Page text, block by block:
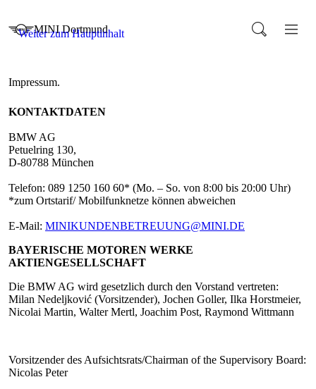
KONTAKTDATEN
BMW AG
Petuelring 130,
D-80788 München
Telefon: 089 1250 160 60* (Mo. – So. von 8:00 bis 20:00 Uhr)
*zum Ortstarif/ Mobilfunknetze können abweichen
E-Mail: MINIKUNDENBETREUUNG@MINI.DE
BAYERISCHE MOTOREN WERKE
AKTIENGESELLSCHAFT
Die BMW AG wird gesetzlich durch den Vorstand vertreten:
Milan Nedeljković (Vorsitzender), Jochen Goller, Ilka Horstmeier,
Nicolai Martin, Walter Mertl, Joachim Post, Raymond Wittmann
Vorsitzender des Aufsichtsrats/Chairman of the Supervisory Board:
Nicolas Peter